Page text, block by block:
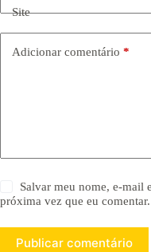
Site
Adicionar comentário *
Salvar meu nome, e-mail
próxima vez que eu comentar.
Publicar comentário